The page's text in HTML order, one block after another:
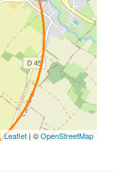
Leaflet | ©OpenStreetMap